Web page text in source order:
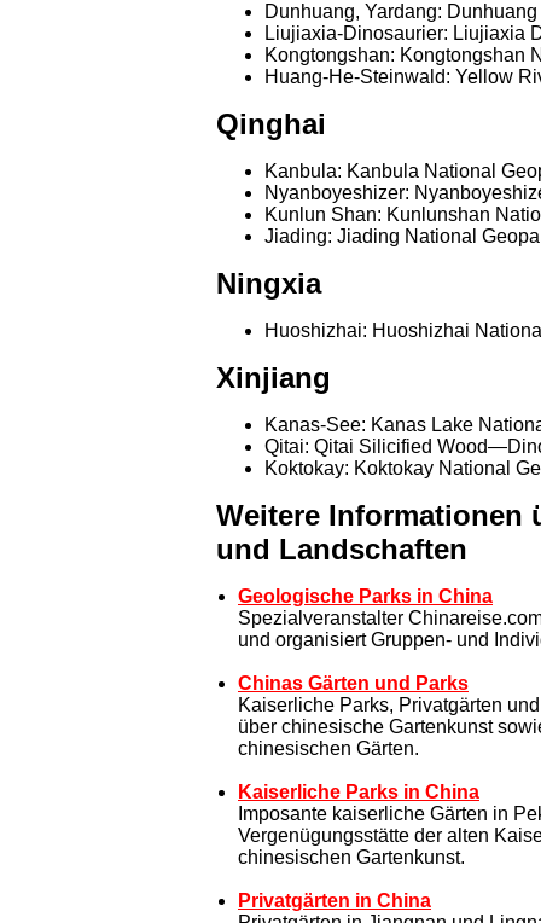
Dunhuang, Yardang:
Liujiaxia-Dinosaurier: Liujiaxia
Kongtongshan: Kongtongshan
Huang-He-Steinwald: Yellow
Qinghai
Kanbula: Kanbula National
Nyanboyeshizer:
Kunlun Shan: Kunlunshan
Jiading: Jiading National
Ningxia
Huoshizhai: Huoshizhai
Xinjiang
Kanas-See: Kanas Lake
Qitai: Qitai Silicified
Koktokay: Koktokay National
Weitere Informationen
und Landschaften
Geologische Parks in China
Spezialveranstalter
und organisiert Gruppen- und
Chinas Gärten und Parks
Kaiserliche Parks, Privatgärten
über chinesische Gartenkunst
chinesischen Gärten.
Kaiserliche Parks in China
Imposante kaiserliche Gärten in
Vergenügungsstätte der alten
chinesischen Gartenkunst.
Privatgärten in China